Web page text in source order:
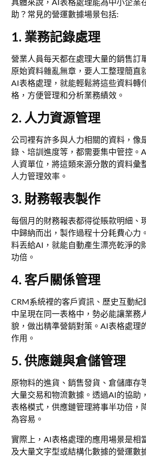
助？常見的營運數據場景包括:
1. 業務記錄處理
營業人員每天都在處理大量的銷售訂
原始資料雜亂無章，要人工整理簡直
AI表格處理，就能輕鬆將這些資料轉
格，方便管理和分析業務績效。
2. 人力資源管理
公司裡有許多與人力相關的資料，像
錄、培訓進度等，都需要集中管控。
人資單位，將這類來源分散的資料彙
人力管理效率。
3. 財務報表製作
每個月的財務報表都得從賬款明細、
中歸納而出，製作過程十分耗費心力
料丟給AI，就能自動產生漂亮乾淨的
功倍。
4. 客戶關係管理
CRM系統裡的客戶資訊、歷史互動
中呈現在同一表格中，勢必能讓業務
貌，做出精準營銷對策。AI表格處理
作用。
5. 供應鏈與倉儲管理
原物料的進貨、銷售發貨、倉儲庫存
大量交易和物流數據。透過AI的協助
表格模式，供應鏈管理將事半功倍，
為容易。
實際上，AI表格處理的應用場景是相
及大量文字型或結構化數據的營運數